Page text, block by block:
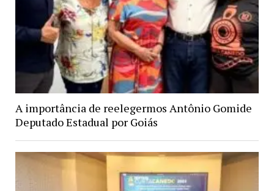
A importância de reelegermos Antônio Gomide
Deputado Estadual por Goiás